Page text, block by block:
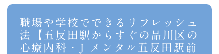
職場や学校でできるリフレッシュ
法【五反田駅からすぐの品川区の
心療内科・J メンタル五反田駅前